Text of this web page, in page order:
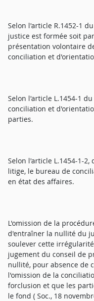
Selon l'article R.1452-1
justice est formée soit
présentation volontaire
conciliation et
Selon l'article L.1454-1
conciliation et
parties.
Selon l'article L.1454-1-
litige, le bureau de
en état des affaires.
L'omission de la
d'entraîner la nullité du
soulever cette
jugement du conseil de
nullité, pour absence de
l'omission de la
forclusion et que les
le fond ( Soc., 18